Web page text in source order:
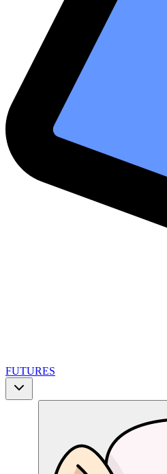
FUTURES